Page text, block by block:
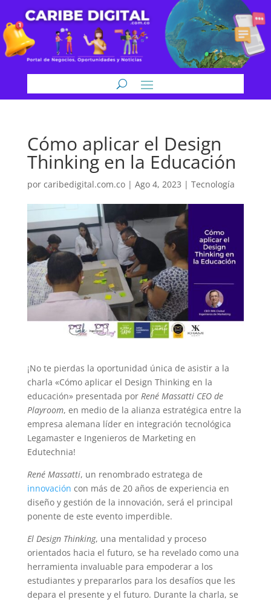
Cómo aplicar el Design
Thinking en la Educación
por caribedigital.com.co| Ago 4, 2023 | Tecnología
¡No te pierdas la oportunidad única de asistir a la
charla «Cómo aplicar el Design Thinking en la
educación» presentada por René Massatti CEO de
Playroom, en medio de la alianza estratégica entre la
empresa alemana líder en integración tecnológica
Legamaster e Ingenieros de Marketing en
Edutechnia!
René Massatti, un renombrado estratega de
innovación con más de 20 años de experiencia en
diseño y gestión de la innovación, será el principal
ponente de este evento imperdible.
El Design Thinking, una mentalidad y proceso
orientados hacia el futuro, se ha revelado como una
herramienta invaluable para empoderar a los
estudiantes y prepararlos para los desafíos que les
depara el presente y el futuro. Durante la charla, se